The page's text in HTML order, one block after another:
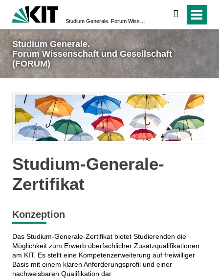
suchen
Studium Generale.
Forum Wissenschaft und Gesellschaft
(FORUM)
Studium-Generale-
Zertifikat
Konzeption
Das Studium-Generale-Zertifikat bietet Studierenden die
Möglichkeit zum Erwerb überfachlicher Zusatzqualifikationen
am KIT. Es stellt eine Kompetenzerweiterung auf freiwilliger
Basis mit einem klaren Anforderungsprofil und einer
nachweisbaren Qualifikation dar.